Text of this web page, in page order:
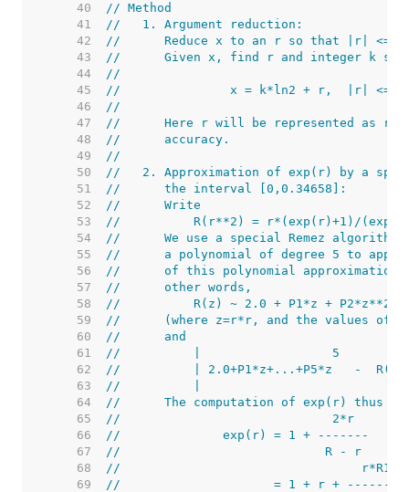
    40
// Method
    41
//   1. Argument reduction:
    42
//      Reduce x to an r so that |r| <=
    43
//      Given x, find r and integer k
    44
//
    45
//               x = k*ln2 + r,  |r| <=
    46
//
    47
//      Here r will be represented as r
    48
//      accuracy.
    49
//
    50
//   2. Approximation of exp(r) by a
    51
//      the interval [0,0.34658]:
    52
//      Write
    53
//          R(r**2) = r*(exp(r)+1)/
    54
//      We use a special Remez algorithm
    55
//      a polynomial of degree 5 to
    56
//      of this polynomial approximation
    57
//      other words,
    58
//          R(z) ~ 2.0 + P1*z + P2*z**2 +
    59
//      (where z=r*r, and the values of
    60
//      and
    61
//          |                  5
    62
//          | 2.0+P1*z+...+P5*z   -  R(z)
    63
//          |
    64
//      The computation of exp(r) thus
    65
//                             2*r
    66
//              exp(r) = 1 + -------
    67
//                            R - r
    68
//
    69
//                     = 1 + r + -----------